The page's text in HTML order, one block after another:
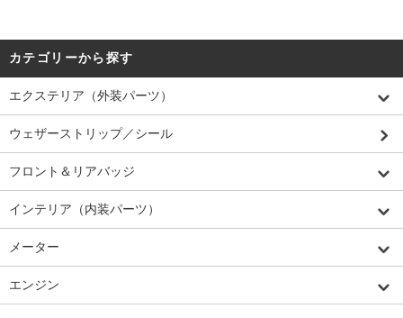
カテゴリーから探す
エクステリア（外装パーツ）
ウェザーストリップ／シール
フロント＆リアバッジ
インテリア（内装パーツ）
メーター
エンジン